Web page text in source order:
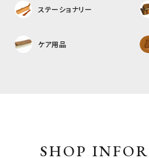
ステーショナリー
ケア用品
SHOP